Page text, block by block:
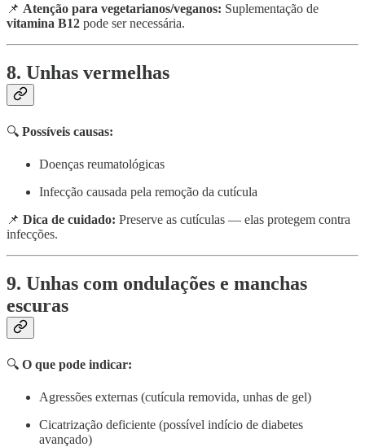
📌 Atenção para vegetarianos/veganos: Suplementação de
vitamina B12 pode ser necessária.
8. Unhas vermelhas
🔍 Possíveis causas:
Doenças reumatológicas
Infecção causada pela remoção da cutícula
📌 Dica de cuidado: Preserve as cutículas — elas protegem contra
infecções.
9. Unhas com ondulações e manchas
escuras
🔍 O que pode indicar:
Agressões externas (cutícula removida, unhas de gel)
Cicatrização deficiente (possível indício de diabetes
avançado)